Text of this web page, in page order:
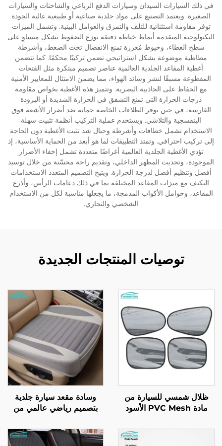
في ذلك السيارات السيدان وسيارات الدفع الرباعي والشاحنات والسيارات
الصغيرة. ويعتمد التصنيع على مواد جلدية صناعية أو طبيعية عالية الجودة
توفر مقاومة استثنائية للتلف والتمزق والعوامل البيئية. وتشمل الميزات
التكنولوجية المتقدمة أنماط خياطة دقيقة توزع الضغوط بشكل متساوٍ على
سطح الغطاء، وخيوط مُعززة تمنع الانفصال تحت الضغط، وأشرطة
مطاطية موضوعة بشكل استراتيجي تضمن تركيبًا محكمًا. كما تتضمن
أغطية المقاعد الجلدية العالمية عناصر تصميم مبتكرة مثل الفتحات
المقطوعة مسبقًا لنشر وسائد الهواء، مما يضمن الامتثال للمعايير الأمنية
مع الحفاظ على الجاذبية البصرية. وتتميز هذه الأغطية بخواص مقاومة
درجات الحرارة التي تمنع التشقق في الحرارة الشديدة أو البرودة
القارسة، في حين توفر الطلاءات الخاصة حماية ضد أضرار الأشعة فوق
البنفسجية والتلاشي. ويستخدم عملية التركيب أنظمة تثبيت سهلة
الاستخدام تشمل خطافات وأشرطة وحبال شد تثبت الأغطية دون الحاجة
إلى تركيب احترافي. وتمتد التطبيقات لما هو أبعد من الحماية الأساسية، إذ
تؤدي الأغطية الجلدية العالمية أغراضًا متعددة تشمل إخفاء الأضرار
الموجودة، وتحديث المظهر الداخلي، وتقديم راحة محسّنة من خلال توسيد
أفضل وتنظيم أفضل لدرجة الحرارة. ويتيح التصميم المتعدد الاستخدامات
التكيف مع ميزات المقاعد المختلفة بما في ذلك دعامات الرأس، وأذرع
المقاعد، وحوامل الأكواب المدمجة، ما يجعلها مناسبة لكل من الاستخدام
الشخصي والتجاري.
توصيات المنتجات الجديدة
ظلال شمسي للسيارة من
مادة PVC Mesh الأسود
ستارة نوافذ كهروستاتيكية
لعزل الحرارة وحجب أشعة
وسادة مقعد سيارة جلدية
بتصميم رياضي عالمي من
وتدليك، مصنوعة من القماش
القطني، مناسبة لفصل الربيع